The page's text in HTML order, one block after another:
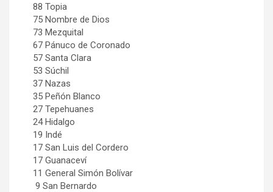
88 Topia
75 Nombre de Dios
73 Mezquital
67 Pánuco de Coronado
57 Santa Clara
53 Súchil
37 Nazas
35 Peñón Blanco
27 Tepehuanes
24 Hidalgo
19 Indé
17 San Luis del Cordero
17 Guanaceví
11 General Simón Bolívar
9 San Bernardo